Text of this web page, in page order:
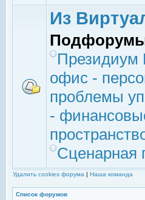
Из
офис -
проблемы
-
Сценарная
Удалить cookies форума | Наша команда
Список форумов